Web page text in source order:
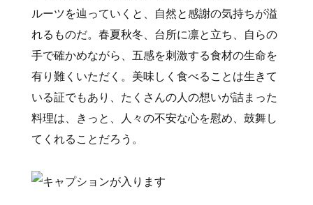
ルーツを辿っていくと、自然と感謝の気持ちが溢
れるものだ。春夏秋冬、台所に凛と立ち、自らの
手で確かめながら、五感を刺激する食材の生命を
有り難くいただく。美味しく食べることは生きて
いる証でもあり、たくさんの人の想いが詰まった
料理は、きっと、人々の不安な心を慰め、鼓舞し
てくれることだろう。